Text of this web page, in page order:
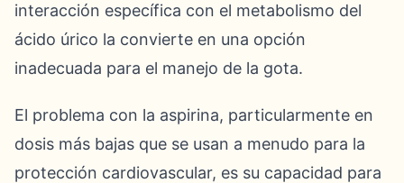
interacción específica con el metabolismo del
ácido úrico la convierte en una opción
inadecuada para el manejo de la gota.
El problema con la aspirina, particularmente en
dosis más bajas que se usan a menudo para la
protección cardiovascular, es su capacidad para